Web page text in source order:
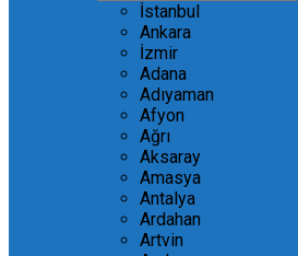
İstanbul
Ankara
İzmir
Adana
Adıyaman
Afyon
Ağrı
Aksaray
Amasya
Antalya
Ardahan
Artvin